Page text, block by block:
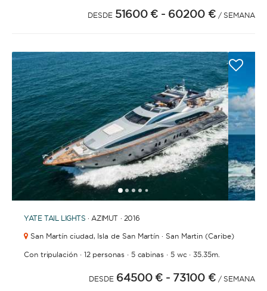
DESDE 51600 € - 60200 € / SEMANA
12345 10 1213 16171819
YATE TAIL LIGHTS · AZIMUT · 2016
San Martín ciudad, Isla de San Martín · San Martin (Caribe)
Con tripulación· 12 personas· 5 cabinas · 5 wc·35.35m.
DESDE 64500 € - 73100 € / SEMANA